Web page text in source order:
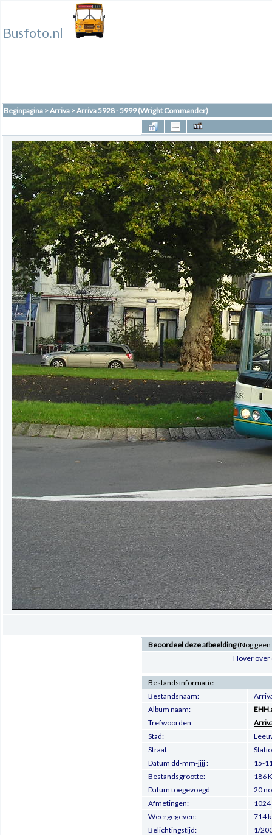
Busfoto.nl
Beginpagina >Arriva >Arriva 5928 - 5999 (Wright Commander)
Beoordeel deze afbeelding(Nog
Hover over
Bestandsinformatie
Bestandsnaam:
Album naam:
Trefwoorden:
Stad:
Straat:
Datum dd-mm-jjjj :
15-
Bestandsgrootte:
186
Datum toegevoegd:
20
Afmetingen:
1024
Weergegeven:
714
Belichtingstijd:
1/